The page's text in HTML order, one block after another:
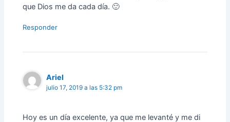
que Dios me da cada día. 🙂
Responder
Ariel
julio 17, 2019 a las 5:32 pm
Hoy es un día excelente, ya que me levanté y me di